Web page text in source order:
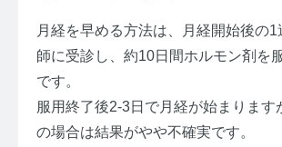
月経を早める方法は、月経開始後の1
師に受診し、約10日間ホルモン剤を
です。
服用終了後2-3日で月経が始まります
の場合は結果がやや不確実です。